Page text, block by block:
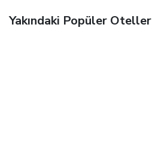
Yakındaki Popüler Oteller